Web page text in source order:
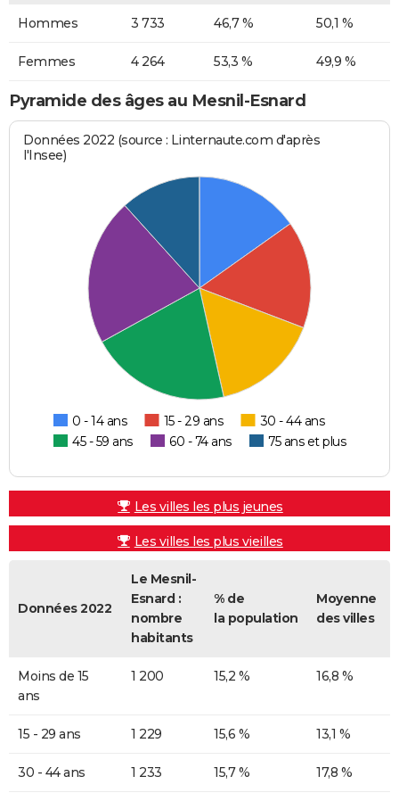
Hommes 3 733 46,7 % 50,1 %
Femmes 4 264 53,3 % 49,9 %
Pyramide des âges au Mesnil-Esnard
Données 2022 (source : Linternaute.com d'après
l'Insee)
0 - 14 ans 15 - 29 ans
30 - 44 ans
45 - 59 ans
60 - 74 ans 75 ans et plus
Les villes les plus jeunes
Les villes les plus vieilles
Données 2022
Le Mesnil-
Esnard :
nombre
habitants
% de
la population
Moyenne
des villes
Moins de 15
ans
1 200 15,2 % 16,8 %
15 - 29 ans 1 229 15,6 % 13,1 %
30 - 44 ans 1 233 15,7 % 17,8 %